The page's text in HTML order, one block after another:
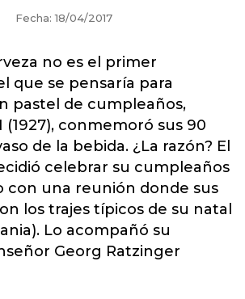
Fecha: 18/04/2017
no es el primer
que se pensaría para
pastel de cumpleaños,
(1927), conmemoró sus 90
de la bebida. ¿La razón? El
celebrar su cumpleaños
con una reunión donde sus
los trajes típicos de su natal
Lo acompañó su
Georg Ratzinger